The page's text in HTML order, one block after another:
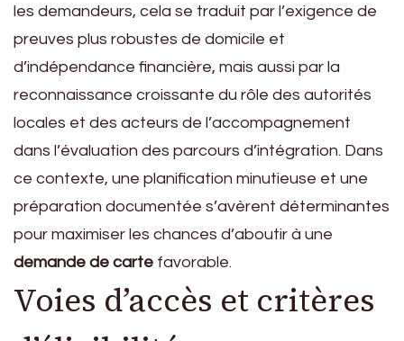
les demandeurs, cela se traduit par l’exigence de
preuves plus robustes de domicile et
d’indépendance financière, mais aussi par la
reconnaissance croissante du rôle des autorités
locales et des acteurs de l’accompagnement
dans l’évaluation des parcours d’intégration. Dans
ce contexte, une planification minutieuse et une
préparation documentée s’avèrent déterminantes
pour maximiser les chances d’aboutir à une
demande de carte favorable.
Voies d’accès et critères